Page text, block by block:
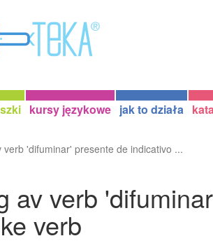
kursy językowe jak to działa
verb 'difuminar' presente de indicativo ...
av verb
verb